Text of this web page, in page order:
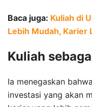
Baca juga: Kuliah di
Lebih Mudah, Karier
Kuliah
Ia menegaskan
investasi yang akan